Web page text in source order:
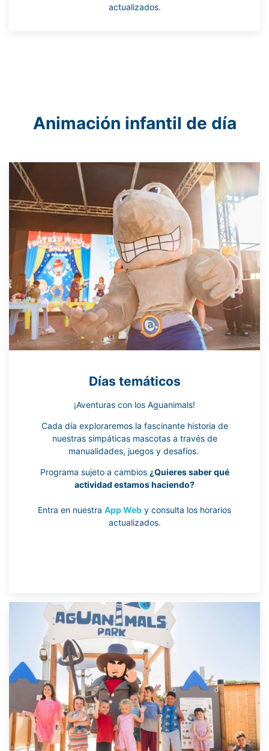
actualizados.
Animación infantil de día
Días temáticos
¡Aventuras con los Aguanimals!
Cada día exploraremos la fascinante historia de
nuestras simpáticas mascotas a través de
manualidades, juegos y desafíos.
Programa sujeto a cambios ¿Quieres saber qué
actividad estamos haciendo?
Entra en nuestra App Web y consulta los horarios
actualizados.